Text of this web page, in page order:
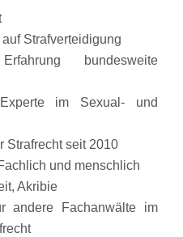
Strafverteidigung
bundesweite
im Sexual- und
Strafrecht seit 2010
und menschlich
Akribie
andere Fachanwälte im